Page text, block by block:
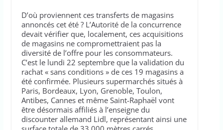
D’où proviennent ces transferts de magasins
annoncés cet été ? L’Autorité de la concurrence
devait vérifier que, localement, ces acquisitions
de magasins ne compromettraient pas la
diversité de l’offre pour les consommateurs.
C’est le lundi 22 septembre que la validation du
rachat « sans conditions » de ces 19 magasins a
été confirmée. Plusieurs supermarchés situés à
Paris, Bordeaux, Lyon, Grenoble, Toulon,
Antibes, Cannes et même Saint-Raphaël vont
être désormais affiliés à l’enseigne du
discounter allemand Lidl, représentant ainsi une